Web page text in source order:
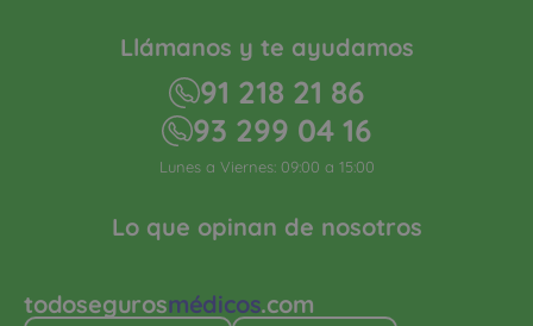
todosegurosmédicos.com
Lo que opinan de nosotros
Llámanos y te ayudamos
91 218 21 86
93 299 04 16
Lunes a Viernes: 09:00 a 15:00